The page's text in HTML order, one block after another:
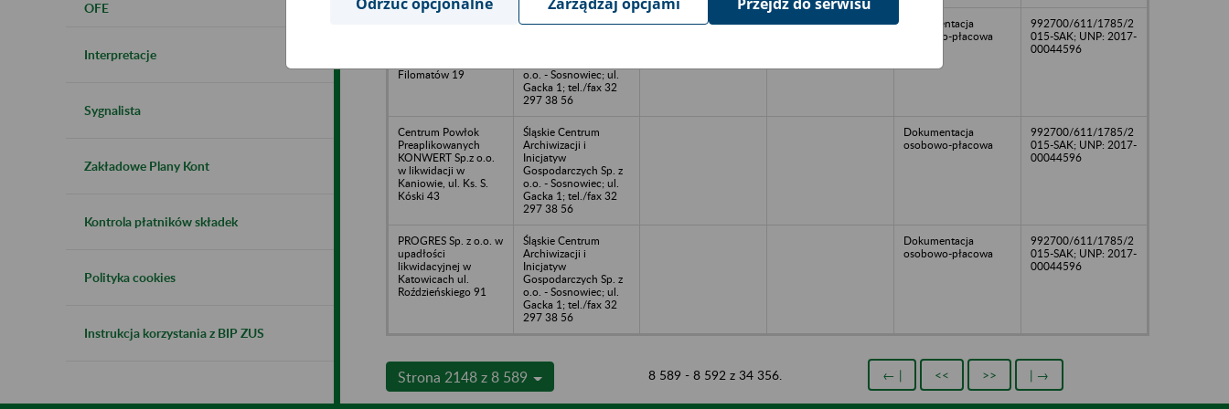
OFE
Interpretacje
Sygnalista
Zakładowe Plany Kont
Kontrola płatników składek
Polityka cookies
Instrukcja korzystania z BIP ZUS
Filomatów 19
Śląskie Centrum
o.o. - Sosnowiec; ul.
Gacka 1; tel./fax 32
297 38 56
Dokumentacja
osobowo-płacowa
992700/611/1785/2
015-SAK; UNP: 2017-
00044596
Centrum Powłok
Preaplikowanych
KONWERT Sp.z o.o.
w likwidacji w
Kaniowie, ul. Ks. S.
Kóski 43
Śląskie Centrum
Archiwizacji i
Inicjatyw
Gospodarczych Sp. z
o.o. - Sosnowiec; ul.
Gacka 1; tel./fax 32
297 38 56
Dokumentacja
osobowo-płacowa
992700/611/1785/2
015-SAK; UNP: 2017-
00044596
PROGRES Sp. z o.o. w
upadłości
likwidacyjnej w
Katowicach ul.
Roździeńskiego 91
Śląskie Centrum
Archiwizacji i
Inicjatyw
Gospodarczych Sp. z
o.o. - Sosnowiec; ul.
Gacka 1; tel./fax 32
297 38 56
Dokumentacja
osobowo-płacowa
992700/611/1785/2
015-SAK; UNP: 2017-
00044596
Strona 2148 z 8 589 8 589 - 8 592 z 34 356. ← | << >> | →